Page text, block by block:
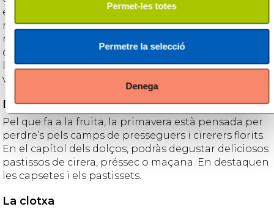
Permet-les totes
Permetre la selecció
Denega
és terra d’arròs, hi trobaràs arrossos elaborats amb
riquesa i mestratge. No tenen res a envejar els
restaurants d’interior als de la costa. Els productes
d’interior són de primera qualitat, provinents de
l’horta i els fruiters. A més de la carn de corder,
vedella i caça, i l’oli i els vins de la DO Terra Alta.
Dolça gastronomia
Pel que fa a la fruita, la primavera està pensada per
perdre’s pels camps de presseguers i cirerers florits.
En el capítol dels dolços, podràs degustar deliciosos
pastissos de cirera, préssec o maçana. En destaquen
les capsetes i els pastissets.
La clotxa